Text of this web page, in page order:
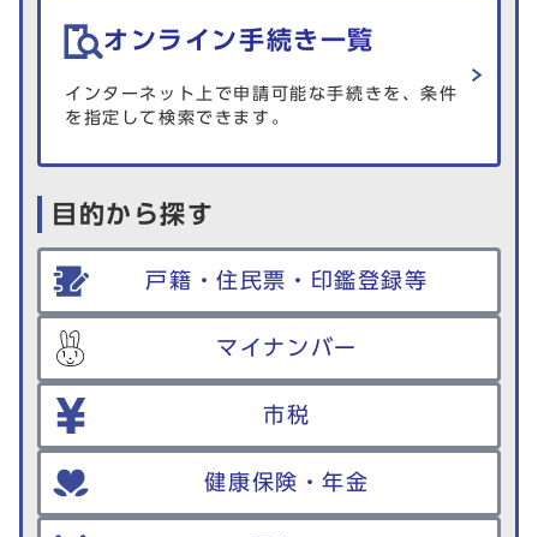
オンライン手続き一覧
インターネット上で申請可能な手続きを、条件
を指定して検索できます。
目的から探す
戸籍・住民票・印鑑登録等
マイナンバー
市税
健康保険・年金